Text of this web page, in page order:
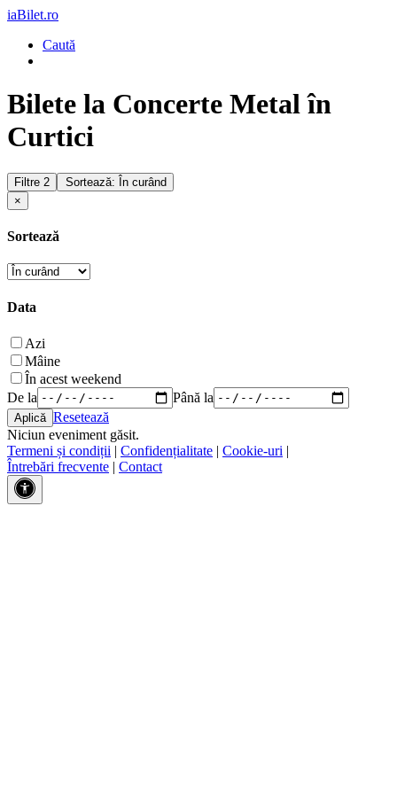
iaBilet.ro
Caută
Bilete la Concerte Metal în
Curtici
Filtre 2
Sortează: În curând
×
Sortează
Data
Azi
Mâine
În acest weekend
De la
Până la
Resetează
Niciun eveniment găsit.
Termeni și condiții | Confidențialitate | Cookie-uri |
Întrebări frecvente | Contact